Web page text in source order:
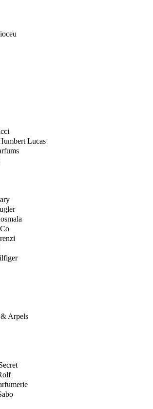
Lucas
Arpels